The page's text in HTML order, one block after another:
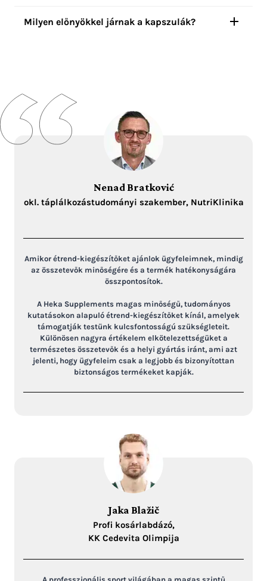
Milyen előnyökkel járnak a kapszulák?
Nenad Bratković
okl. táplálkozástudományi szakember, NutriKlinika
Amikor étrend-kiegészítőket ajánlok ügyfeleimnek, mindig
az összetevők minőségére és a termék hatékonyságára
összpontosítok.
A Heka Supplements magas minőségű, tudományos
kutatásokon alapuló étrend-kiegészítőket kínál, amelyek
támogatják testünk kulcsfontosságú szükségleteit.
Különösen nagyra értékelem elkötelezettségüket a
természetes összetevők és a helyi gyártás iránt, ami azt
jelenti, hogy ügyfeleim csak a legjobb és bizonyítottan
biztonságos termékeket kapják.
Jaka Blažič
Profi kosárlabdázó,
KK Cedevita Olimpija